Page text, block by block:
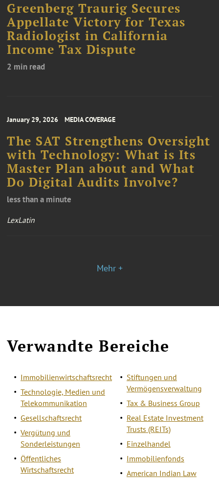
Greenberg Traurig Secures
Appellate Victory for Texas
Radiologist in California
Income Tax Dispute
2 min read
January 29, 2026 MEDIA COVERAGE
The SAT Strengthens Oversight
with Technology: What is Its
Master Plan about and What
Do Digital Audits Involve?
less than a minute
LexLatin
Mehr +
Verwandte Bereiche
Immobilienwirtschaftsrecht
Technologie, Medien und
Telekommunikation
Gesellschaftsrecht
Vergütung und
Sonderleistungen
Öffentliches
Wirtschaftsrecht
Stiftungen und
Vermögensverwaltung
Tax & Business Group
Real Estate Investment
Trusts (REITs)
Einzelhandel
Immobilienfonds
American Indian Law